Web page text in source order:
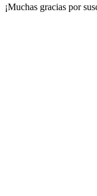
¡Muchas gracias por